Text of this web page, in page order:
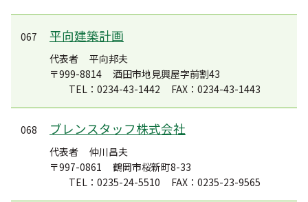
067 平向建築計画
代表者
平向邦夫
〒999-8814
酒田市地見興屋字前割43
TEL：0234-43-1442
FAX：0234-43-1443
068 ブレンスタッフ株式会社
代表者
仲川昌夫
〒997-0861
鶴岡市桜新町8-33
TEL：0235-24-5510
FAX：0235-23-9565